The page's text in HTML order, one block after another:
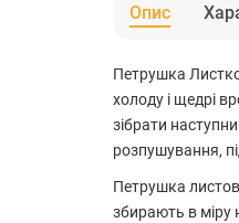
Опис
Петрушка
холоду і щедрі
зібрати
розпушування,
Петрушка
збирають в міру